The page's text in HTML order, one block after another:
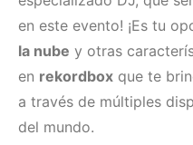
en este evento! ¡Es tu
la nube y otras
en rekordbox que te
a través de múltiples
del mundo.